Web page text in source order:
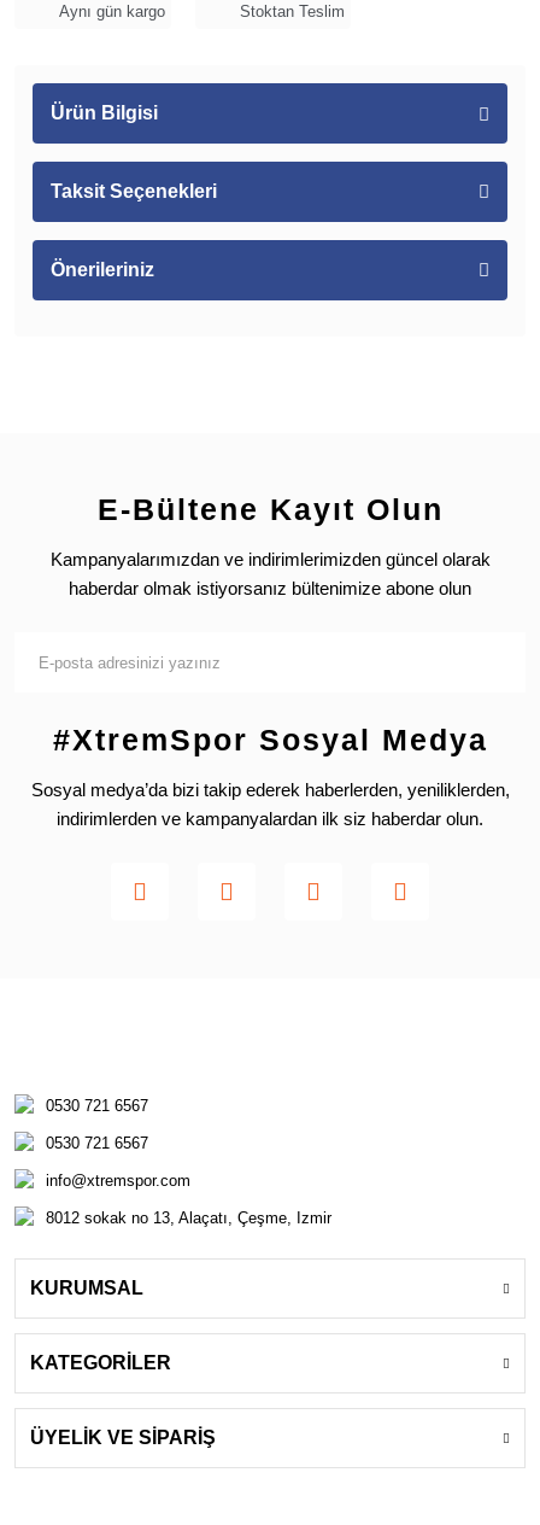
Aynı gün kargo Stoktan Teslim
Ürün Bilgisi
Taksit Seçenekleri
Önerileriniz
E-Bültene Kayıt Olun
Kampanyalarımızdan ve indirimlerimizden güncel olarak
haberdar olmak istiyorsanız bültenimize abone olun
#XtremSpor Sosyal Medya
Sosyal medya’da bizi takip ederek haberlerden, yeniliklerden,
indirimlerden ve kampanyalardan ilk siz haberdar olun.
0530 721 6567
0530 721 6567
info@xtremspor.com
8012 sokak no 13, Alaçatı, Çeşme, Izmir
KURUMSAL
KATEGORİLER
ÜYELİK VE SİPARİŞ